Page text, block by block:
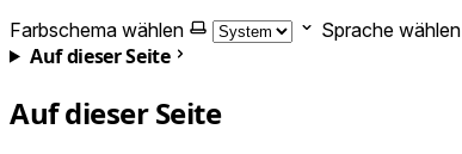
Farbschema wählen Sprache wählen
Auf dieser Seite
Auf dieser Seite